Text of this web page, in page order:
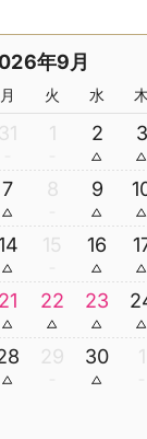
年9月
月 火 水 木
31 1 2 3
7 8 9
15 16
21 22 23
29 30 1